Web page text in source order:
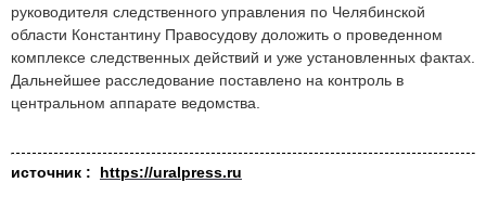
руководителя следственного управления по Челябинской
области Константину Правосудову доложить о проведенном
комплексе следственных действий и уже установленных фактах.
Дальнейшее расследование поставлено на контроль в
центральном аппарате ведомства.
источник : https://uralpress.ru